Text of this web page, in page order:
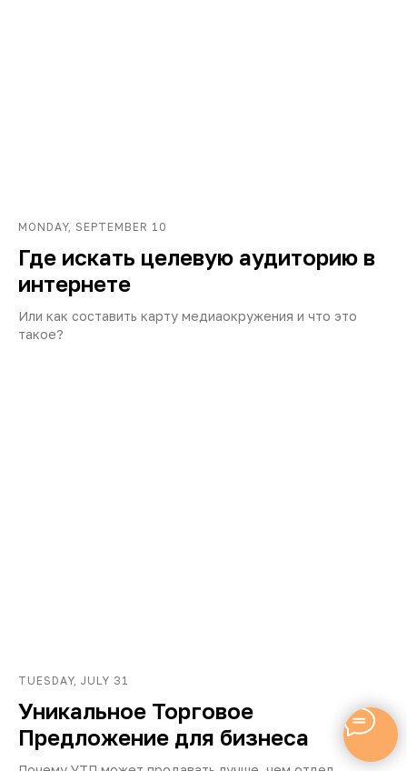
MONDAY, SEPTEMBER 10
Где искать целевую аудиторию в
интернете
Или как составить карту медиаокружения и что это
такое?
TUESDAY, JULY 31
Уникальное Торговое
Предложение для бизнеса